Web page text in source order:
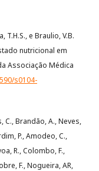
T.H.S., e Braulio, V.B.
nutricional em
Associação Médica
s0104-
C., Brandão, A., Neves,
P., Amodeo, C.,
R., Colombo, F.,
F., Nogueira, AR,